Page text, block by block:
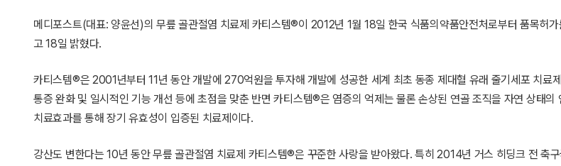
메디포스트(대표: 양윤선)의 무릎 골관절염 치료제 카티스템®이 2012년 1월 18일 한국 식품의약품안전처로부터 품목허
고 18일 밝혔다.
카티스템®은 2001년부터 11년 동안 개발에 270억원을 투자해 개발에 성공한 세계 최초 동종 제대혈 유래 줄기세포 치료
통증 완화 및 일시적인 기능 개선 등에 초점을 맞춘 반면 카티스템®은 염증의 억제는 물론 손상된 연골 조직을 자연 상태의
치료효과를 통해 장기 유효성이 입증된 치료제이다.
강산도 변한다는 10년 동안 무릎 골관절염 치료제 카티스템®은 꾸준한 사랑을 받아왔다. 특히 2014년 거스 히딩크 전 축